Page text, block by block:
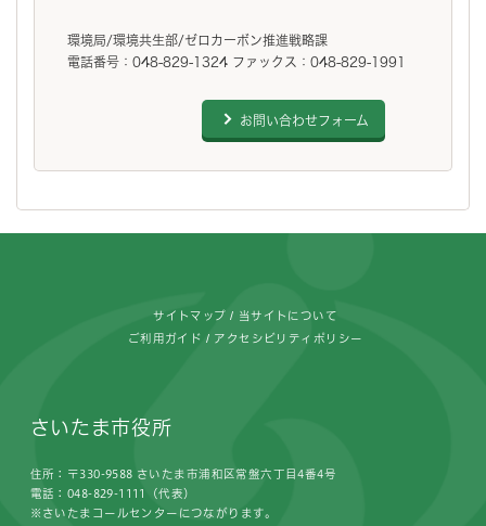
環境局/環境共生部/ゼロカーボン推進戦略課
電話番号：048-829-1324 ファックス：048-829-1991
お問い合わせフォーム
サイトマップ 当サイトについて
ご利用ガイド アクセシビリティポリシー
さいたま市役所
住所：〒330-9588 さいたま市浦和区常盤六丁目4番4号
電話：048-829-1111（代表）
※さいたまコールセンターにつながります。